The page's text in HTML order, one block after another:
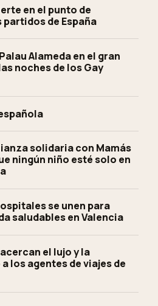
en el punto de
de España
Alameda en el gran
noches de los Gay
solidaria con Mamás
ningún niño esté solo en
se unen para
saludables en Valencia
el lujo y la
los agentes de viajes de